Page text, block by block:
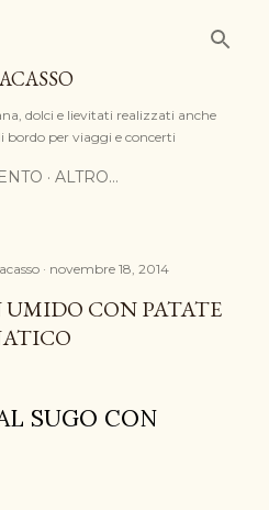
dolci e lievitati realizzati anche
bordo per viaggi e concerti
ALTRO…
novembre 18, 2014
CON PATATE
SUGO CON